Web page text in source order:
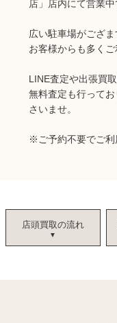
店」店内にて営業中
広い駐車場がござ
お客様からも多くご
LINE査定や出張買
無料査定も行って
さいませ。
※ご予約不要でご利
店頭買取の流れ